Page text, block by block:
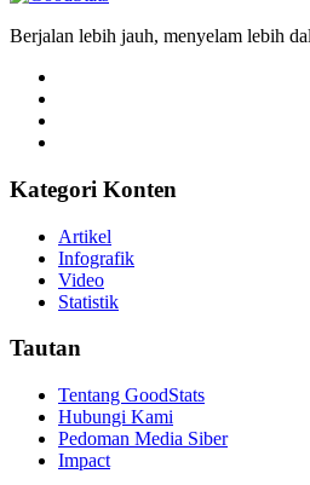
Berjalan lebih jauh, menyelam lebih
Kategori Konten
Artikel
Infografik
Video
Statistik
Tautan
Tentang GoodStats
Hubungi Kami
Pedoman Media Siber
Impact